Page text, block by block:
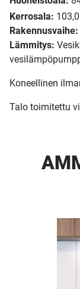
Kerrosala:
Rakennusvaihe:
Lämmitys:
Koneellinen
Talo toimitettu